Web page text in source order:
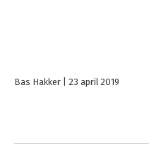
Bas Hakker 23 april 2019